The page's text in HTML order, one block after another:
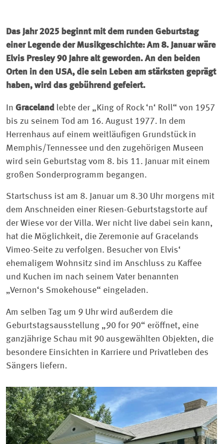
Das Jahr 2025 beginnt mit dem runden Geburtstag
einer Legende der Musikgeschichte: Am 8. Januar wäre
Elvis Presley 90 Jahre alt geworden. An den beiden
Orten in den USA, die sein Leben am stärksten geprägt
haben, wird das gebührend gefeiert.
In Graceland lebte der „King of Rock ‘n‘ Roll“ von 1957
bis zu seinem Tod am 16. August 1977. In dem
Herrenhaus auf einem weitläufigen Grundstück in
Memphis/Tennessee und den zugehörigen Museen
wird sein Geburtstag vom 8. bis 11. Januar mit einem
großen Sonderprogramm begangen.
Startschuss ist am 8. Januar um 8.30 Uhr morgens mit
dem Anschneiden einer Riesen-Geburtstagstorte auf
der Wiese vor der Villa. Wer nicht live dabei sein kann,
hat die Möglichkeit, die Zeremonie auf Gracelands
Vimeo-Seite zu verfolgen. Besucher von Elvis‘
ehemaligem Wohnsitz sind im Anschluss zu Kaffee
und Kuchen im nach seinem Vater benannten
„Vernon‘s Smokehouse“ eingeladen.
Am selben Tag um 9 Uhr wird außerdem die
Geburtstagsausstellung „90 for 90“ eröffnet, eine
ganzjährige Schau mit 90 ausgewählten Objekten, die
besondere Einsichten in Karriere und Privatleben des
Sängers liefern.